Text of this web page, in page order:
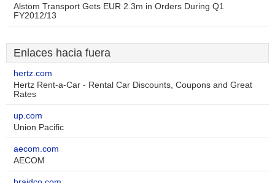
Alstom Transport Gets EUR 2.3m in Orders During Q1
FY2012/13
Enlaces hacia fuera
hertz.com
Hertz Rent-a-Car - Rental Car Discounts, Coupons and Great
Rates
up.com
Union Pacific
aecom.com
AECOM